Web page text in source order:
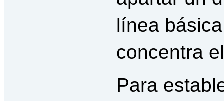
línea
concentra
Para